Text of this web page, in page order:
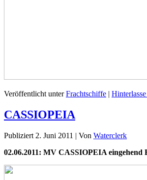
Veröffentlicht unter Frachtschiffe |
CASSIOPEIA
Publiziert 2. Juni 2011 | Von Waterclerk
02.06.2011: MV CASSIOPEIA